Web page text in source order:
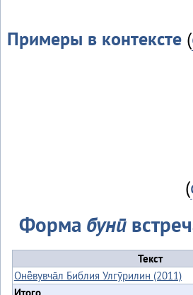
Примеры в контексте(
(
Форма бунӣ
Текст
Онё̄вувча̄л Библия Улгӯрилин (2011)